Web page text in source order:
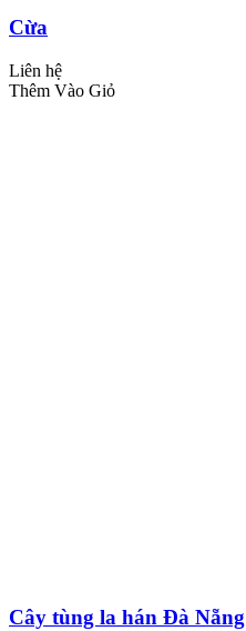
Cừa
Liên hệ
Thêm Vào Giỏ
Cây tùng la hán Đà Nẵng